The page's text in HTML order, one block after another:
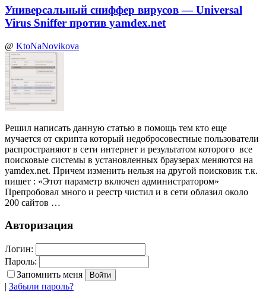
Универсальный сниффер вирусов — Universal
Virus Sniffer против yamdex.net
@ KtoNaNovikova
Решил написать данную статью в помощь тем кто еще
мучается от скрипта который недобросовестные пользователи
распространяют в сети интернет и результатом которого все
поисковые системы в установленных браузерах меняются на
yamdex.net. Причем изменить нельзя на другой поисковик т.к.
пишет : «Этот параметр включен администратором»
Препробовал много и реестр чистил и в сети облазил около
200 сайтов …
Авторизация
Логин:
Пароль:
Запомнить меня
| Забыли пароль?